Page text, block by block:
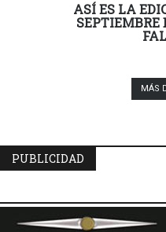
ASÍ ES LA
SEPTIEMBRE
MÁS
PUBLICIDAD